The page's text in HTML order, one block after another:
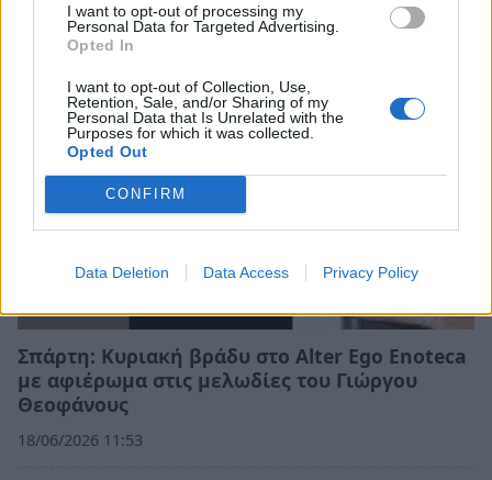
I want to opt-out of processing my
Personal Data for Targeted Advertising.
Opted In
I want to opt-out of Collection, Use,
Retention, Sale, and/or Sharing of my
Personal Data that Is Unrelated with the
Purposes for which it was collected.
Opted Out
CONFIRM
Data Deletion Data Access Privacy Policy
20/06/2026 11:53
Σπάρτη: Κυριακή βράδυ στο Alter Ego Enoteca
με αφιέρωμα στις μελωδίες του Γιώργου
Θεοφάνους
18/06/2026 11:53